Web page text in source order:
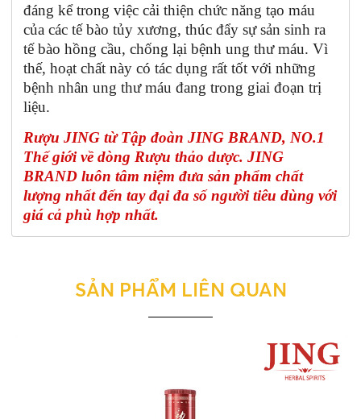
đáng kể trong việc cải thiện chức năng tạo máu
của các tế bào tủy xương, thúc đẩy sự sản sinh ra
tế bào hồng cầu, chống lại bệnh ung thư máu. Vì
thế, hoạt chất này có tác dụng rất tốt với những
bệnh nhân ung thư máu đang trong giai đoạn trị
liệu.
Rượu JING từ Tập đoàn JING BRAND, NO.1
Thế giới về dòng Rượu thảo dược. JING
BRAND luôn tâm niệm đưa sản phẩm chất
lượng nhất đến tay đại đa số người tiêu dùng với
giá cả phù hợp nhất.
SẢN PHẨM LIÊN QUAN